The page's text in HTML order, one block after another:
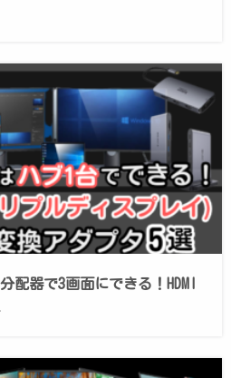
配器で3画面にできる！HDMI